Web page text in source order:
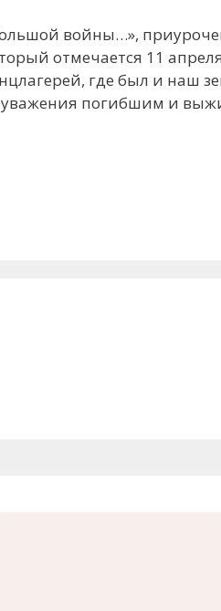
войны…»,
отмечается 11
где был и наш
уважения погибшим и